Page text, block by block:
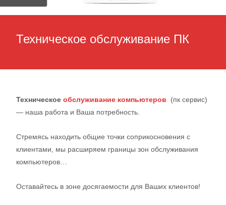
Техническое обслуживание ПК
Техническое обслуживание компьютеров (пк сервис)
— наша работа и Ваша потребность.
Стремясь находить общие точки соприкосновения с
клиентами, мы расширяем границы зон обслуживания
компьютеров…
Оставайтесь в зоне досягаемости для Ваших клиентов!